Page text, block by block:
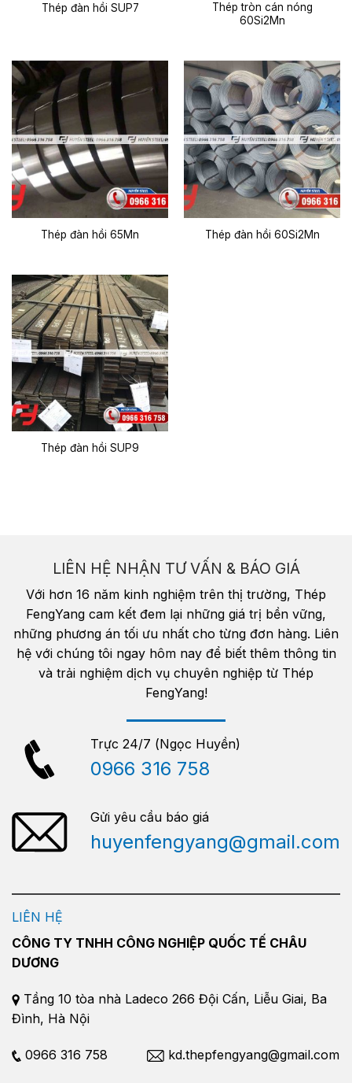
Thép đàn hồi SUP7
Thép tròn cán nóng
60Si2Mn
Thép đàn hồi 65Mn Thép đàn hồi 60Si2Mn
Thép đàn hồi SUP9
LIÊN HỆ NHẬN TƯ VẤN & BÁO GIÁ
Với hơn 16 năm kinh nghiệm trên thị trường, Thép
FengYang cam kết đem lại những giá trị bền vững,
những phương án tối ưu nhất cho từng đơn hàng. Liên
hệ với chúng tôi ngay hôm nay để biết thêm thông tin
và trải nghiệm dịch vụ chuyên nghiệp từ Thép
FengYang!
Trực 24/7 (Ngọc Huyền)
0966 316 758
Gửi yêu cầu báo giá
huyenfengyang@gmail.com
LIÊN HỆ
CÔNG TY TNHH CÔNG NGHIỆP QUỐC TẾ CHÂU
DƯƠNG
Tầng 10 tòa nhà Ladeco 266 Đội Cấn, Liễu Giai, Ba
Đình, Hà Nội
0966 316 758 kd.thepfengyang@gmail.com